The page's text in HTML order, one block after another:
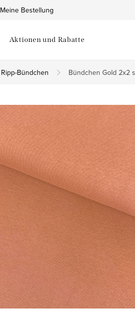
Meine Bestellung
Aktionen und Rabatte
Ripp-Bündchen Bündchen Gold 2x2